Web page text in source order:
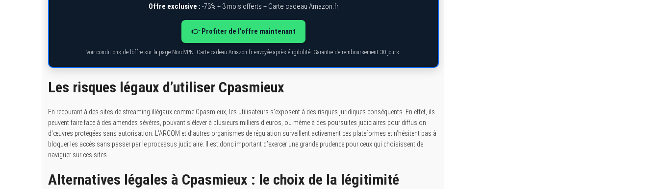
Offre exclusive : -73% + 3 mois offerts + Carte cadeau Amazon.fr
👉 Profiter de l’offre maintenant
Voir conditions de l’offre sur la page NordVPN. Carte cadeau Amazon.fr envoyée après éligibilité. Garantie de remboursement 30 jours.
Les risques légaux d’utiliser Cpasmieux
En recourant à des sites de streaming illégaux comme Cpasmieux, les utilisateurs s’exposent à des risques juridiques conséquents. En effet, ils
peuvent faire face à des amendes sévères, pouvant s’élever à plusieurs milliers d’euros, ou même à des poursuites judiciaires pour diffusion
d’œuvres protégées sans autorisation. L’ARCOM et d’autres organismes de régulation surveillent activement ces plateformes et n’hésitent pas à
bloquer les accès sans passer par le processus judiciaire. Il est donc important d’exercer une grande prudence pour ceux qui choisissent de
naviguer sur ces sites.
Alternatives légales à Cpasmieux : le choix de la légitimité